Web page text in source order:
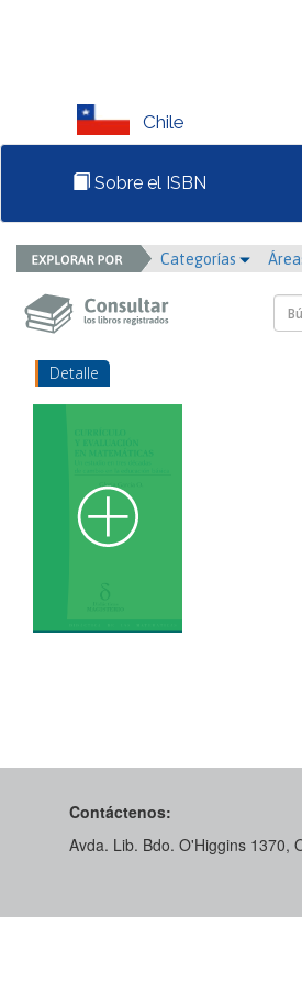
Chile
Sobre el ISBN
Categorías
Detalle
Contáctenos:
Avda. Lib. Bdo. O'Higgins 1370,